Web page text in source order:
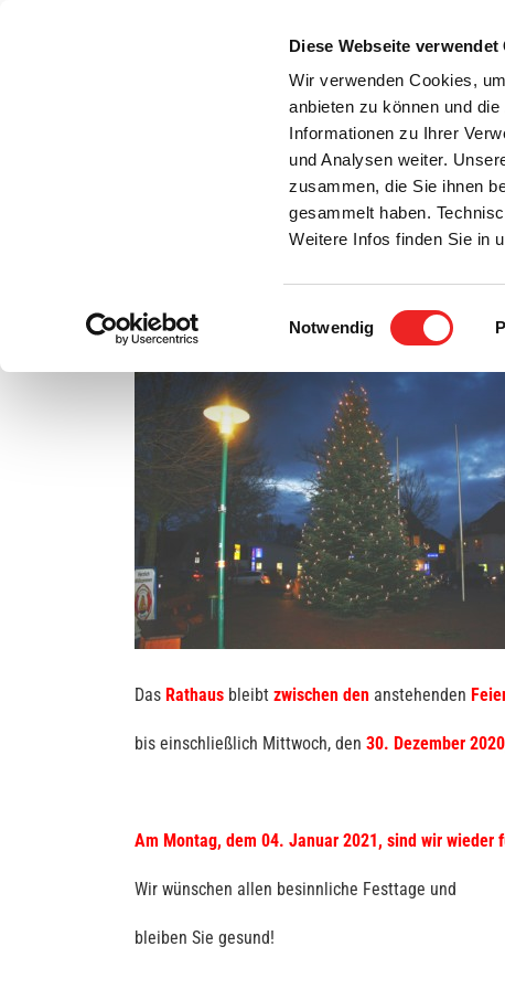
Diese Webseite verwendet
Wir verwenden Cookies,
anbieten zu können und
Informationen zu Ihrer
und Analysen weiter.
zusammen, die Sie ihnen
gesammelt haben.
Weitere Infos finden Sie in
Einwilligungsauswahl
Notwendig
Bürgerservice Rats- /
Rathaus zwischen den Feiertagen geschlossen!
Das Rathaus bleibt zwischen den anstehenden
bis einschließlich Mittwoch, den 30. Dezember
Am Montag, dem 04. Januar 2021, sind wir wieder
Wir wünschen allen besinnliche Festtage und
bleiben Sie gesund!